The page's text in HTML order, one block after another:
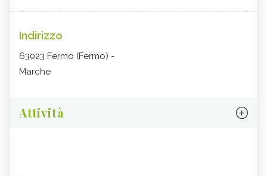
Indirizzo
63023 Fermo (Fermo) -
Marche
Attività